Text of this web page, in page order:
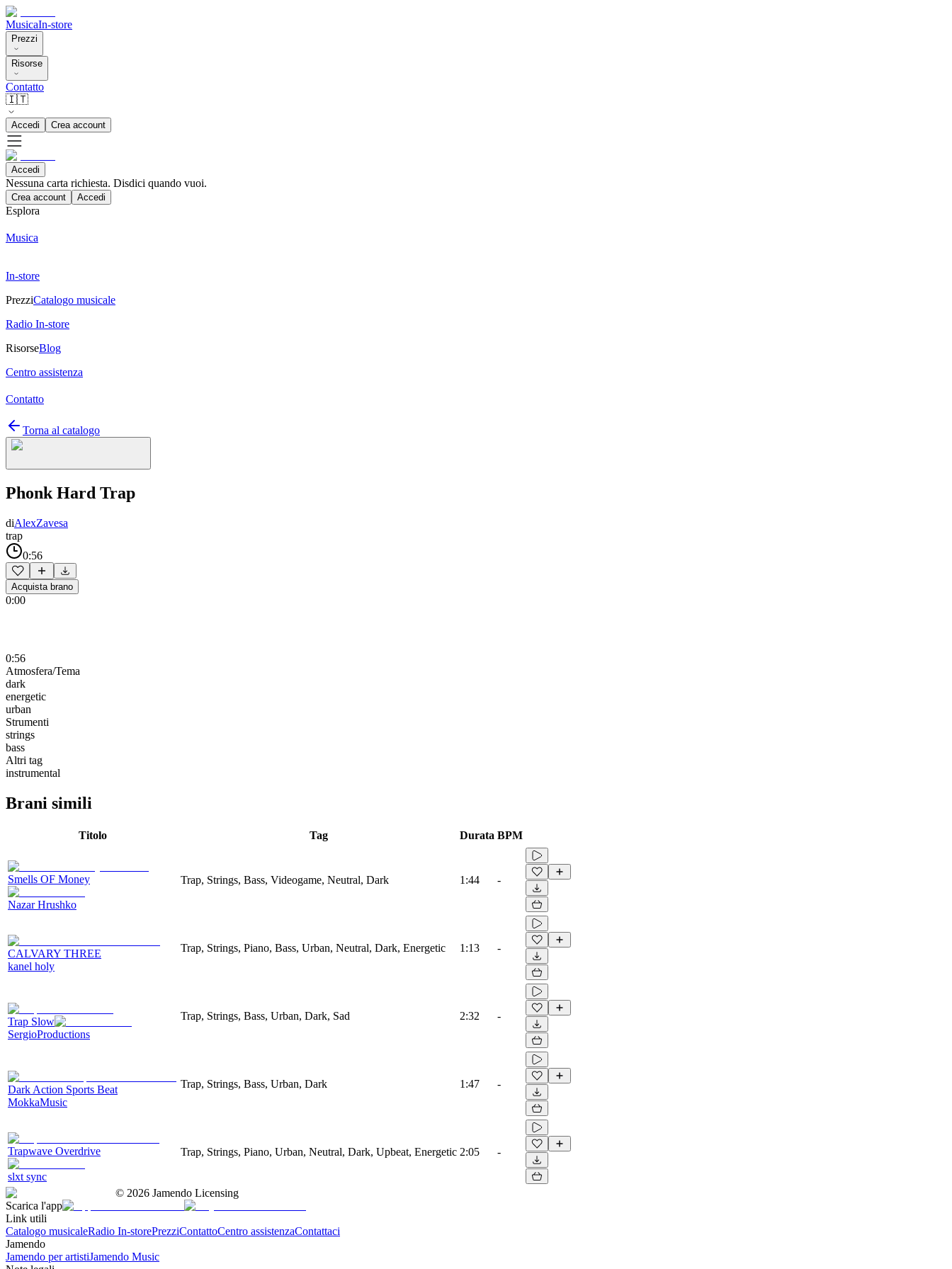
MusicaIn-store
Prezzi
Risorse
Contatto
🇮🇹
Accedi Crea account
Accedi
Nessuna carta richiesta. Disdici quando vuoi.
Crea account Accedi
Esplora
Musica
In-store
PrezziCatalogo musicale
Radio In-store
RisorseBlog
Centro assistenza
Contatto
Torna al catalogo
Phonk Hard Trap
diAlexZavesa
trap
0:56
Acquista brano
0:00
0:56
Atmosfera/Tema
dark
energetic
urban
Strumenti
strings
bass
Altri tag
instrumental
Brani simili
Titolo Tag Durata BPM
Smells OF Money
Nazar Hrushko
Trap, Strings, Bass, Videogame, Neutral, Dark 1:44 -
CALVARY THREE
kanel holy
Trap, Strings, Piano, Bass, Urban, Neutral, Dark, Energetic 1:13 -
Trap Slow
SergioProductions
Trap, Strings, Bass, Urban, Dark, Sad 2:32 -
Dark Action Sports Beat
MokkaMusic
Trap, Strings, Bass, Urban, Dark 1:47 -
Trapwave Overdrive
slxt sync
Trap, Strings, Piano, Urban, Neutral, Dark, Upbeat, Energetic 2:05 -
© 2026 Jamendo Licensing
Scarica l'app
Link utili
Catalogo musicaleRadio In-storePrezziContattoCentro assistenzaContattaci
Jamendo
Jamendo per artistiJamendo Music